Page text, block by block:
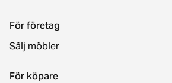
För företag
Sälj möbler
För köpare